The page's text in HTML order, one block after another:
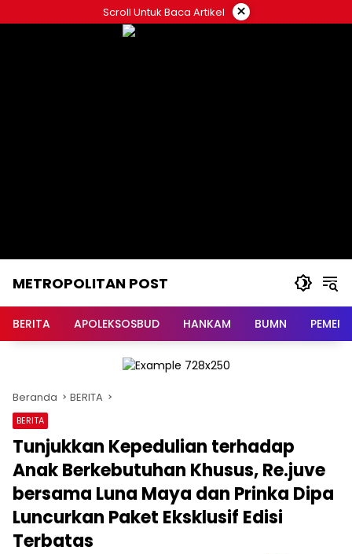
ke
Scroll Untuk Baca Artikel ×
METROPOLITAN POST
BERITA APOLEKSOSBUD HANKAM BUMN
Beranda BERITA
BERITA
Tunjukkan Kepedulian terhadap
Anak Berkebutuhan Khusus, Re.juve
bersama Luna Maya dan Prinka Dipa
Luncurkan Paket Eksklusif Edisi
Terbatas